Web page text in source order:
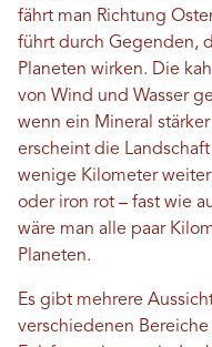
fährt man Richtung
führt durch Gegenden,
Planeten wirken. Die
von Wind und Wasser
wenn ein Mineral
erscheint die
wenige Kilometer
oder iron rot – fast wie
wäre man alle paar
Planeten.
Es gibt mehrere
verschiedenen